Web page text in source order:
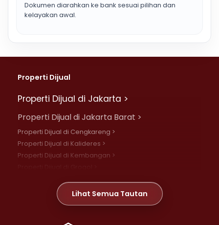
Dokumen diarahkan ke bank sesuai pilihan dan
kelayakan awal.
Properti Dijual
Properti Dijual di Jakarta >
Properti Dijual di Jakarta Barat >
Properti Dijual di Cengkareng >
Properti Dijual di Kalideres >
Properti Dijual di Kembangan >
Properti Dijual di Meruya >
Properti Dijual di Jelambar >
Lihat Semua Tautan